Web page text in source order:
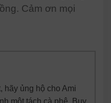
Cảm ơn mọi
hãy ủng hộ cho Ami